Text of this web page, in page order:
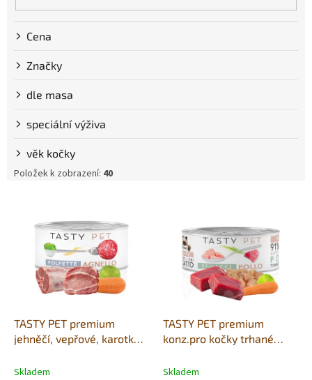
Cena
Značky
dle masa
speciální výživa
věk kočky
Položek k zobrazení: 40
TASTY PET premium
jehněčí, vepřové, karotka a
85g
Skladem
TASTY PET premium
konz.pro kočky trhané
jablkem vařené v páře, GF
Skladem